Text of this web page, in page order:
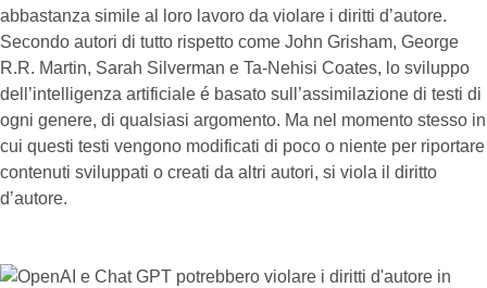
abbastanza simile al loro lavoro da violare i diritti d’autore.
Secondo autori di tutto rispetto come John Grisham, George
R.R. Martin, Sarah Silverman e Ta-Nehisi Coates, lo sviluppo
dell’intelligenza artificiale é basato sull’assimilazione di testi di
ogni genere, di qualsiasi argomento. Ma nel momento stesso in
cui questi testi vengono modificati di poco o niente per riportare
contenuti sviluppati o creati da altri autori, si viola il diritto
d’autore.